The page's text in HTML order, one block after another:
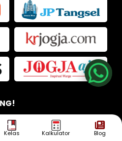
Kelas Kalkulator Blog